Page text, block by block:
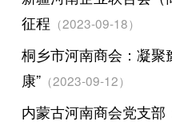
征程 （2023-09-18）
桐乡市河南商会：凝聚
康”（2023-09-12）
内蒙古河南商会党支